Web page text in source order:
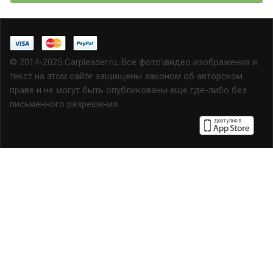
© 2014-2025 Carpleader.ru, Все фото\видео изображения и
текст на этом сайте защищены законом об авторском
праве и не могут быть опубликованы ещё где-либо без
письменного разрешения.